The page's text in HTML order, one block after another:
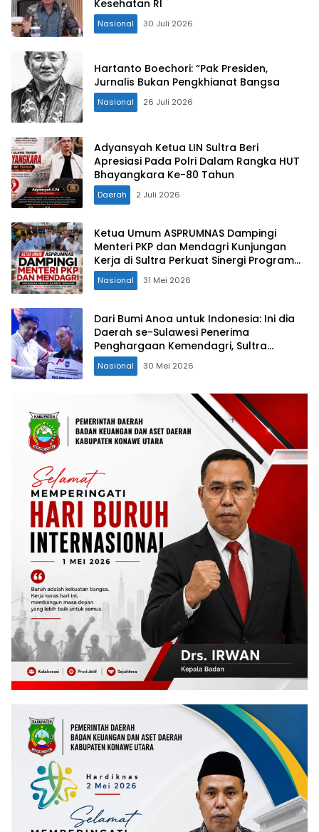
Kesehatan RI
Nasional 30 Juli 2026
Hartanto Boechori: “Pak Presiden,
Jurnalis Bukan Pengkhianat Bangsa
Nasional 26 Juli 2026
Adyansyah Ketua LIN Sultra Beri
Apresiasi Pada Polri Dalam Rangka HUT
Bhayangkara Ke-80 Tahun
Daerah 2 Juli 2026
Ketua Umum ASPRUMNAS Dampingi
Menteri PKP dan Mendagri Kunjungan
Kerja di Sultra Perkuat Sinergi Program
Rumah Layak Huni dan Konsolidasi
Organisasi
Nasional 31 Mei 2026
Dari Bumi Anoa untuk Indonesia: Ini dia
Daerah se-Sulawesi Penerima
Penghargaan Kemendagri, Sultra
Kategori Ke-II
Nasional 30 Mei 2026